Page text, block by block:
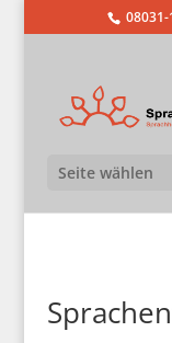
Seite wählen